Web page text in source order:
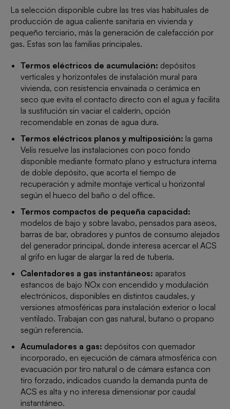
La selección disponible cubre las tres vías habituales de
producción de agua caliente sanitaria en vivienda y
pequeño terciario, más la generación de calefacción por
gas. Estas son las familias principales.
Termos eléctricos de acumulación: depósitos
verticales y horizontales de instalación mural para
vivienda, con resistencia envainada o cerámica en
seco que evita el contacto directo con el agua y facilita
la sustitución sin vaciar el calderín, opción
recomendable en zonas de agua dura.
Termos eléctricos planos y multiposición: la gama
Velis resuelve las instalaciones con poco fondo
disponible mediante formato plano y estructura interna
de doble depósito, que acorta el tiempo de
recuperación y admite montaje vertical u horizontal
según el hueco del baño o del office.
Termos compactos de pequeña capacidad:
modelos de bajo y sobre lavabo, pensados para aseos,
barras de bar, obradores y puntos de consumo alejados
del generador principal, donde interesa acercar el ACS
al grifo en lugar de alargar la red de tubería.
Calentadores a gas instantáneos: aparatos
estancos de bajo NOx con encendido y modulación
electrónicos, disponibles en distintos caudales, y
versiones atmosféricas para instalación exterior o local
ventilado. Trabajan con gas natural, butano o propano
según referencia.
Acumuladores a gas: depósitos con quemador
incorporado, en ejecución de cámara atmosférica con
evacuación por tiro natural o de cámara estanca con
tiro forzado, indicados cuando la demanda punta de
ACS es alta y no interesa dimensionar por caudal
instantáneo.